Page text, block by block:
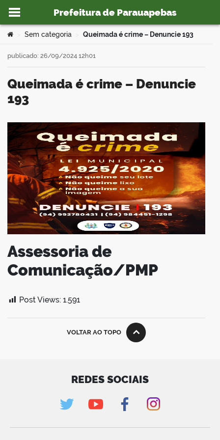
Ir para o conteúdo
Prefeitura de Parauapebas
portal
Você está aqui:
Sem categoria Queimada é crime – Denuncie 193
Queimada é crime – Denuncie
193
publicado: 26/09/2024 12h01
Assessoria de
Comunicação/PMP
Post Views: 1.591
VOLTAR AO TOPO
REDES SOCIAIS